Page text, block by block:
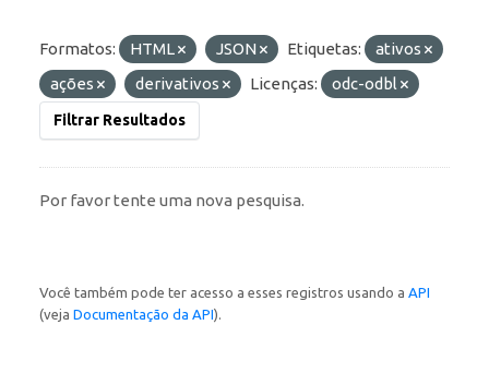
Formatos: HTML JSON Etiquetas:
ativos
ações
derivativos Licenças: odc-odbl
Filtrar Resultados
Por favor tente uma nova pesquisa.
Você também pode ter acesso a esses registros usando a API
(veja Documentação da API).